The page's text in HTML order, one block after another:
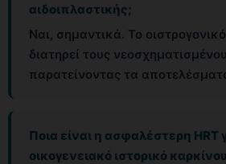
αιδοιπλαστικής;
Ναι, σημαντικά. Το
διατηρεί τους
παρατείνοντας τα
Ποια είναι η ασφαλέστερη ΗRT
οικογενειακό ιστορικό